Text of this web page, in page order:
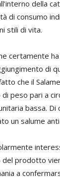
della
di consumo
stili di vita.
certamente
di
che il
peso pari a
bassa. Di
un salume
del prodotto
a